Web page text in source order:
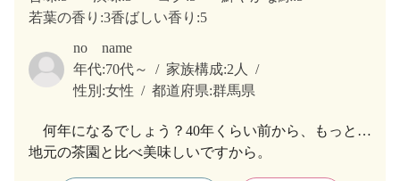
若葉の香り :3香ばしい香り :5
no name
年代:70代～ 家族構成:2人
性別:女性 都道府県:群馬県
何年になるでしょう？40年くらい前から、もっと…
地元の茶園と比べ美味しいですから。